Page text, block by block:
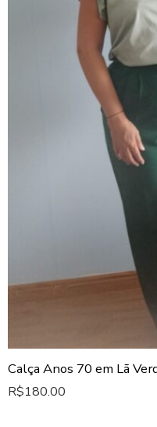
Calça Anos 70 em Lã
R$180.00